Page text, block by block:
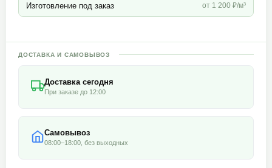
Изготовление под заказ от 1 200 ₽/м³
ДОСТАВКА И САМОВЫВОЗ
Доставка сегодня
При заказе до 12:00
Самовывоз
08:00–18:00, без выходных